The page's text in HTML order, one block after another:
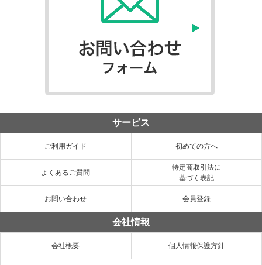
サービス
ご利用ガイド 初めての方へ
よくあるご質問
特定商取引法に
基づく表記
お問い合わせ 会員登録
会社情報
会社概要 個人情報保護方針